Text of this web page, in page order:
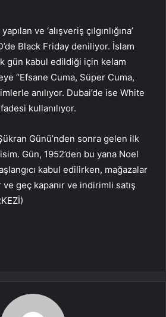
ve ‘alışveriş çılgınlığına’
Black Friday deniliyor. İslam
gün kabul edildiği için kelam
“Efsane Cuma, Süper Cuma,
anılıyor. Dubai’de ise White
kullanılıyor.
Günü’nden sonra gelen ilk
Gün, 1952’den bu yana Noel
kabul edilirken, mağazalar
ve geç kapanır ve indirimli satış